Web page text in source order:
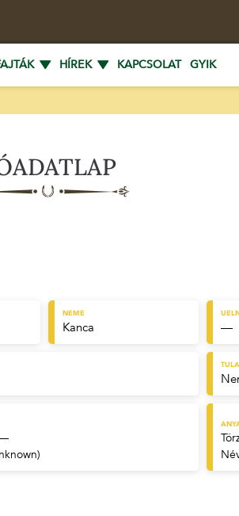
HÍREK KAPCSOLAT GYIK
NEME
Kanca —
—